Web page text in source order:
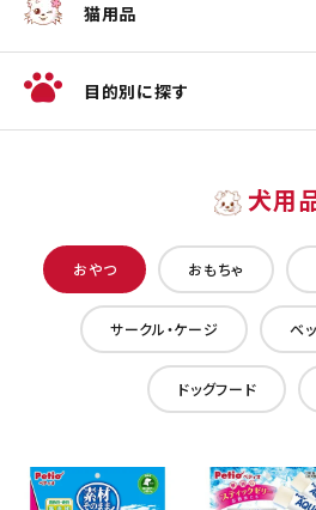
猫用品
目的別に探す
犬用
おやつ おもちゃ
サークル・ケージ ベ
ドッグフード